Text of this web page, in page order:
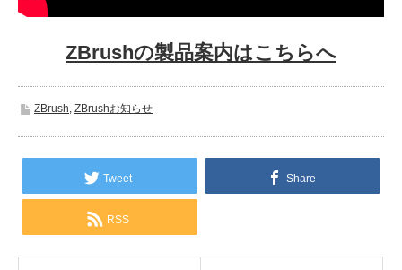
ZBrushの製品案内はこちらへ
ZBrush, ZBrushお知らせ
Tweet Share
RSS